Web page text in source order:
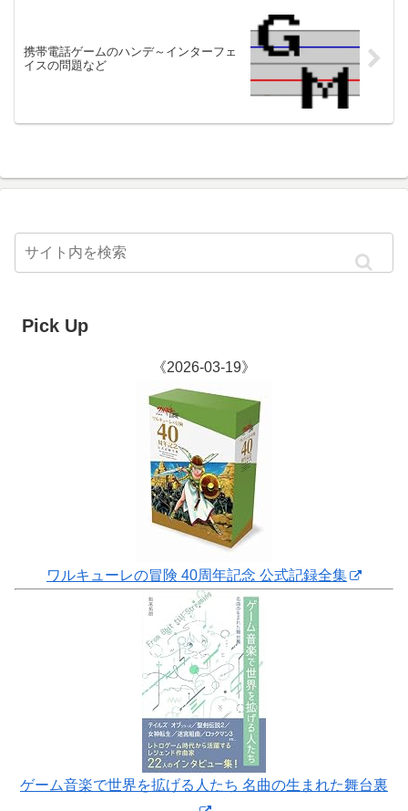
携帯電話ゲームのハンデ～インターフェ
イスの問題など
Pick Up
《2026-03-19》
ワルキューレの冒険 40周年記念 公式記録全集
ゲーム音楽で世界を拡げる人たち 名曲の生まれた舞台裏